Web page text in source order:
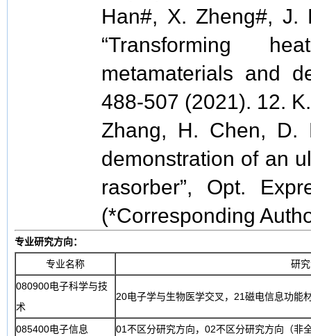
Han#, X. Zheng#, J.
“Transforming
metamaterials and
488-507 (2021). 12.
Zhang, H. Chen, D.
demonstration of an
rasorber”, Opt.
(*Corresponding
专业研究方向：
专业名称
研
080900电子科学与技
术
20电子学与生物医学交叉，21磁电信息功能
085400电子信息 01不区分研究方向，02不区分研究方向（非